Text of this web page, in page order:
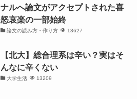
ナルへ論文がアクセプトされた喜
怒哀楽の一部始終
論文の読み方・作り方 13627
【北大】総合理系は辛い？実はそ
んなに辛くない
大学生活 13209